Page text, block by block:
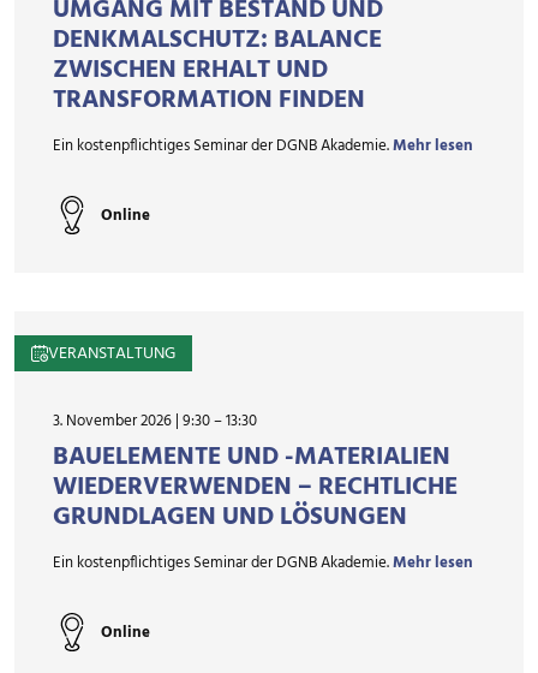
UMGANG MIT BESTAND UND
DENKMALSCHUTZ: BALANCE
ZWISCHEN ERHALT UND
TRANSFORMATION FINDEN
Ein kostenpflichtiges Seminar der DGNB Akademie.Mehr lesen
Online
VERANSTALTUNG
3. November 2026 | 9:30–13:30
BAUELEMENTE UND -MATERIALIEN
WIEDERVERWENDEN – RECHTLICHE
GRUNDLAGEN UND LÖSUNGEN
Ein kostenpflichtiges Seminar der DGNB Akademie.Mehr lesen
Online